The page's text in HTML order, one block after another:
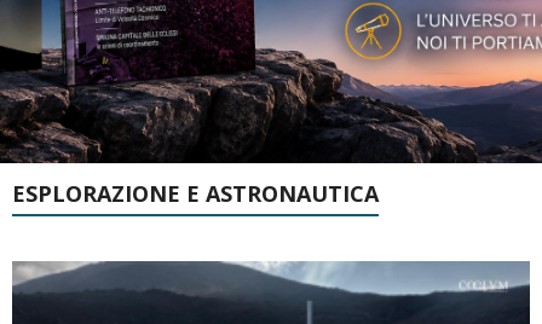
ESPLORAZIONE E ASTRONAUTICA